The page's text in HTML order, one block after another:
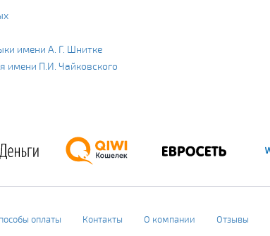
имени А. Г. Шнитке
имени П.И. Чайковского
оплаты Контакты О компании Отзывы